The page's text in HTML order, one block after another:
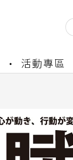
活動專區